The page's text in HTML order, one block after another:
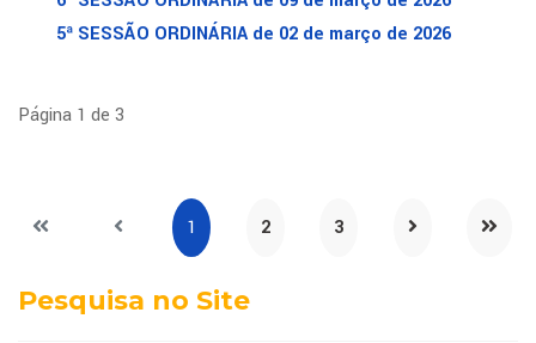
5ª SESSÃO ORDINÁRIA de 02 de março de 2026
Página 1 de 3
1 2 3
Pesquisa no Site